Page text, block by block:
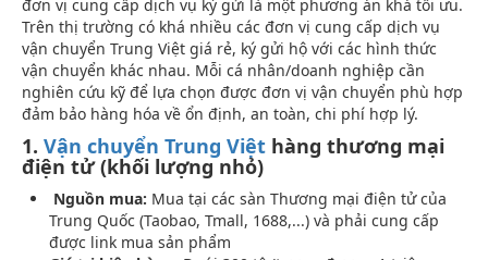
đơn vị cung cấp dịch vụ ký gửi là một phương án khá tối ưu.
Trên thị trường có khá nhiều các đơn vị cung cấp dịch vụ
vận chuyển Trung Việt giá rẻ, ký gửi hộ với các hình thức
vận chuyển khác nhau. Mỗi cá nhân/doanh nghiệp cần
nghiên cứu kỹ để lựa chọn được đơn vị vận chuyển phù hợp
đảm bảo hàng hóa về ổn định, an toàn, chi phí hợp lý.
1. Vận chuyển Trung Việt hàng thương mại
điện tử (khối lượng nhỏ)
Nguồn mua: Mua tại các sàn Thương mại điện tử của
Trung Quốc (Taobao, Tmall, 1688,...) và phải cung cấp
được link mua sản phẩm